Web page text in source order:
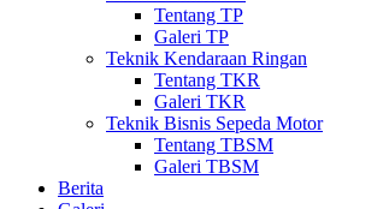
Tentang TP
Galeri TP
Teknik Kendaraan Ringan
Tentang TKR
Galeri TKR
Teknik Bisnis Sepeda Motor
Tentang TBSM
Galeri TBSM
Berita